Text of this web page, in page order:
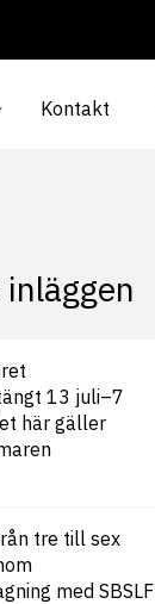
Kontakt
13 juli–7
här gäller
tre till sex
med SBSLF